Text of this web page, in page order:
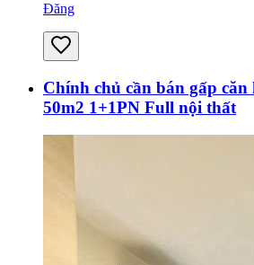
Đăng
Chính chủ cần bán gấp
50m2 1+1PN Full nội thất